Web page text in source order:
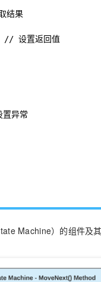
果
返回值
常
Machine）的组件及